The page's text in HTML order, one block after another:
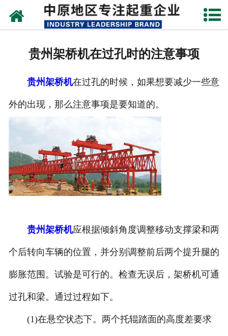
网站首页
资质荣誉
成功案例
联系我们
贵州架桥机在过孔时的注意事项
贵州架桥机在过孔的时候，如果想要减少一些意
外的出现，那么注意事项是要知道的。
贵州架桥机应根据倾斜角度调整移动支撑梁和两
个后转向车辆的位置，并分别调整前后两个提升腿的
膨胀范围。试验是可行的。检查无误后，架桥机可通
过孔和梁。通过过程如下。
(1)在悬空状态下。两个托辊踏面的高度差要求